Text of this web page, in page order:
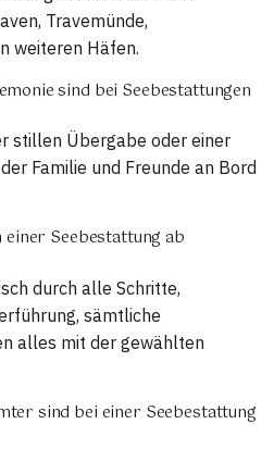
Travemünde,
weiteren Häfen.
sind bei Seebestattungen
stillen Übergabe oder einer
Familie und Freunde an Bord
Seebestattung ab
durch alle Schritte,
sämtliche
alles mit der gewählten
sind bei einer Seebestattung